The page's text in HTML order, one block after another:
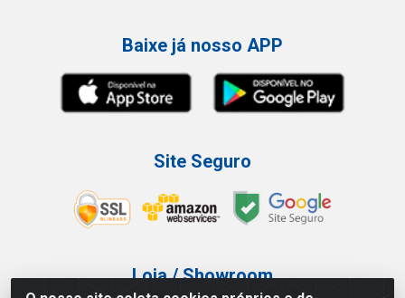
Baixe já nosso APP
Site Seguro
Loja / Showroom